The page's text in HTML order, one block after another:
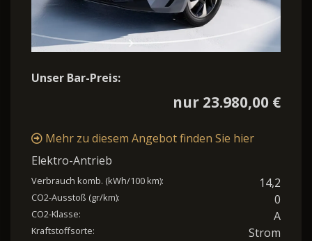
Unser Bar-Preis:
nur 23.980,00 €
Mehr zu diesem Angebot finden Sie hier
Elektro-Antrieb
Verbrauch komb. (kWh/100 km): 14,2
CO2-Ausstoß (gr/km): 0
CO2-Klasse: A
Kraftstoffsorte: Strom